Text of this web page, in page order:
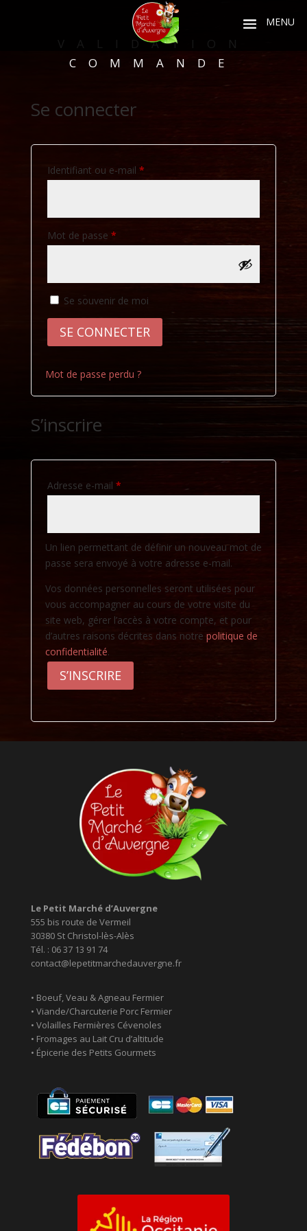
VALIDATION
COMMANDE
Se connecter
Identifiant ou e-mail *Obligatoire
Mot de passe *Obligatoire
Se souvenir de moi
SE CONNECTER
Mot de passe perdu ?
S’inscrire
Adresse e-mail *Obligatoire
Un lien permettant de définir un nouveau mot de
passe sera envoyé à votre adresse e-mail.
Vos données personnelles seront utilisées pour
vous accompagner au cours de votre visite du
site web, gérer l’accès à votre compte, et pour
d’autres raisons décrites dans notre politique de
confidentialité.
S’INSCRIRE
Le Petit Marché d’Auvergne
555 bis route de Vermeil
30380 St Christol-lès-Alès
Tél. : 06 37 13 91 74
contact@lepetitmarchedauvergne.fr
• Boeuf, Veau & Agneau Fermier
• Viande/Charcuterie Porc Fermier
• Volailles Fermières Cévenoles
• Fromages au Lait Cru d’altitude
• Épicerie des Petits Gourmets